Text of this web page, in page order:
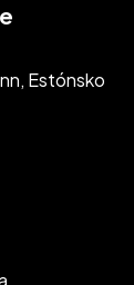
Estónsko